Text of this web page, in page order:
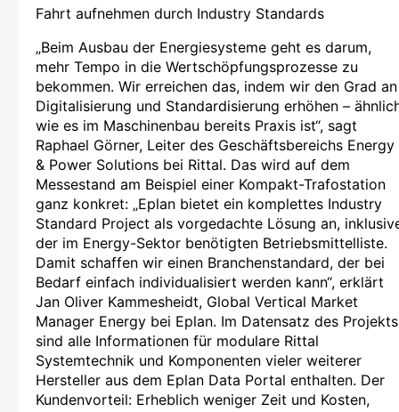
Fahrt aufnehmen durch Industry Standards
„Beim Ausbau der Energiesysteme geht es darum,
mehr Tempo in die Wertschöpfungsprozesse zu
bekommen. Wir erreichen das, indem wir den Grad an
Digitalisierung und Standardisierung erhöhen –
wie es im Maschinenbau bereits Praxis ist“, sagt
Raphael Görner, Leiter des Geschäftsbereichs Energy
& Power Solutions bei Rittal. Das wird auf dem
Messestand am Beispiel einer Kompakt-Trafostation
ganz konkret: „Eplan bietet ein komplettes Industry
Standard Project als vorgedachte Lösung an,
der im Energy-Sektor benötigten Betriebsmittelliste.
Damit schaffen wir einen Branchenstandard, der bei
Bedarf einfach individualisiert werden kann“, erklärt
Jan Oliver Kammesheidt, Global Vertical Market
Manager Energy bei Eplan. Im Datensatz des Projekts
sind alle Informationen für modulare Rittal
Systemtechnik und Komponenten vieler weiterer
Hersteller aus dem Eplan Data Portal enthalten. Der
Kundenvorteil: Erheblich weniger Zeit und Kosten,